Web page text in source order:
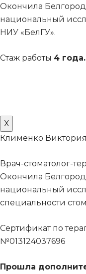
Окончила
национальный
НИУ «БелГУ».
Стаж работы 4 года.
Х
Клименко
Врач-стоматолог-
Окончила
национальный
специальности
Сертификат по
№013124037696
Прошла